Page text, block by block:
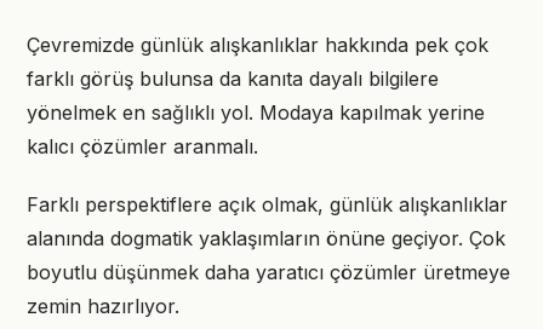
Çevremizde günlük alışkanlıklar hakkında pek çok
farklı görüş bulunsa da kanıta dayalı bilgilere
yönelmek en sağlıklı yol. Modaya kapılmak yerine
kalıcı çözümler aranmalı.
Farklı perspektiflere açık olmak, günlük alışkanlıklar
alanında dogmatik yaklaşımların önüne geçiyor. Çok
boyutlu düşünmek daha yaratıcı çözümler üretmeye
zemin hazırlıyor.